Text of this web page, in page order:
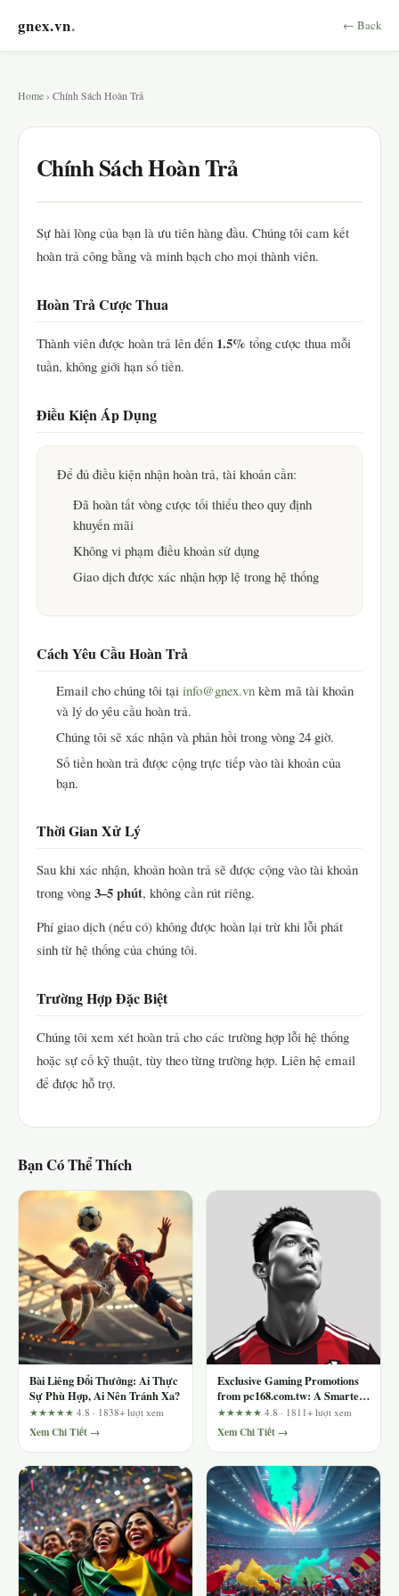
gnex.vn. ← Back
Home › Chính Sách Hoàn Trả
Chính Sách Hoàn Trả
Sự hài lòng của bạn là ưu tiên hàng đầu. Chúng tôi cam kết
hoàn trả công bằng và minh bạch cho mọi thành viên.
Hoàn Trả Cược Thua
Thành viên được hoàn trả lên đến 1.5% tổng cược thua mỗi
tuần, không giới hạn số tiền.
Điều Kiện Áp Dụng
Để đủ điều kiện nhận hoàn trả, tài khoản cần:
Đã hoàn tất vòng cược tối thiểu theo quy định
khuyến mãi
Không vi phạm điều khoản sử dụng
Giao dịch được xác nhận hợp lệ trong hệ thống
Cách Yêu Cầu Hoàn Trả
Email cho chúng tôi tại info@gnex.vn kèm mã tài khoản
và lý do yêu cầu hoàn trả.
Chúng tôi sẽ xác nhận và phản hồi trong vòng 24 giờ.
Số tiền hoàn trả được cộng trực tiếp vào tài khoản của
bạn.
Thời Gian Xử Lý
Sau khi xác nhận, khoản hoàn trả sẽ được cộng vào tài khoản
trong vòng 3–5 phút, không cần rút riêng.
Phí giao dịch (nếu có) không được hoàn lại trừ khi lỗi phát
sinh từ hệ thống của chúng tôi.
Trường Hợp Đặc Biệt
Chúng tôi xem xét hoàn trả cho các trường hợp lỗi hệ thống
hoặc sự cố kỹ thuật, tùy theo từng trường hợp. Liên hệ email
để được hỗ trợ.
Bạn Có Thể Thích
Bài Liêng Đổi Thưởng: Ai Thực
Sự Phù Hợp, Ai Nên Tránh Xa?
★★★★★ 4.8 · 1838+ lượt xem
Xem Chi Tiết →
Exclusive Gaming Promotions
from pc168.com.tw: A Smarter
Way to Claim Real Value
★★★★★ 4.8 · 1811+ lượt xem
Xem Chi Tiết →